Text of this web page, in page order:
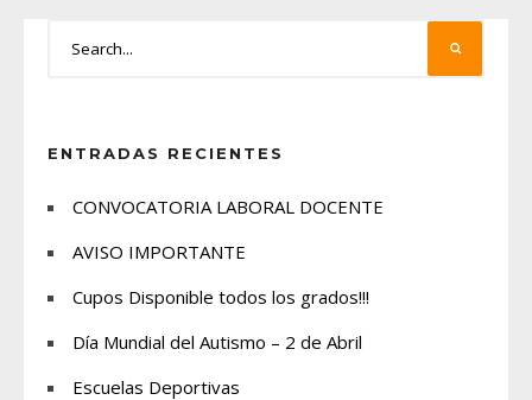
ENTRADAS RECIENTES
CONVOCATORIA LABORAL DOCENTE
AVISO IMPORTANTE
Cupos Disponible todos los grados!!!
Día Mundial del Autismo – 2 de Abril
Escuelas Deportivas